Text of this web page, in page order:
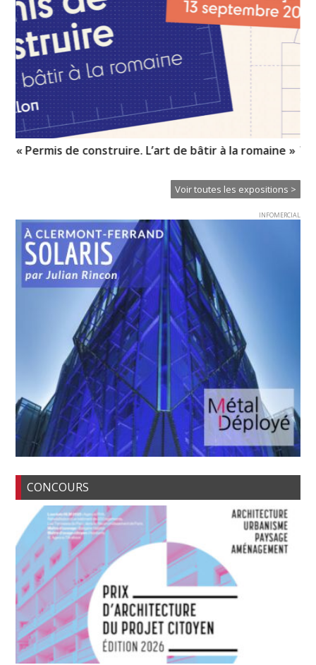
« Permis de construire. L’art de bâtir à la romaine »
Voir toutes les expositions >
INFOMERCIAL
CONCOURS